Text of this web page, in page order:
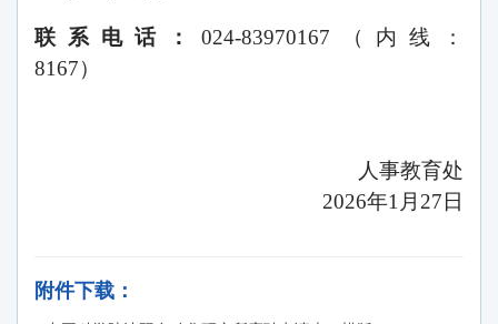
联系电话： 024-83970167（内线：
8167）
人事教育处
2026年1月27日
附件下载：